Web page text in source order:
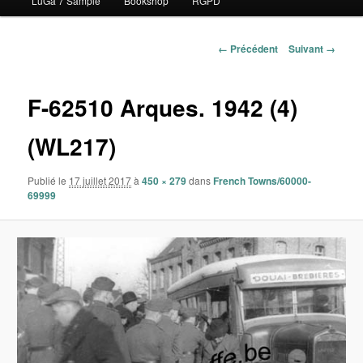
contenu
Navigation
← Précédent Suivant →
F-62510 Arques. 1942 (4)
(WL217)
Publié le 17 juillet 2017à450 × 279dans French Towns/60000-
69999